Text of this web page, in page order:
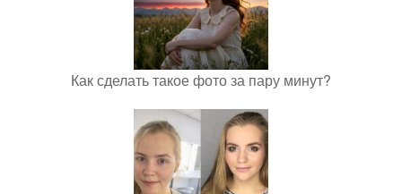
Как сделать такое фото за пару минут?